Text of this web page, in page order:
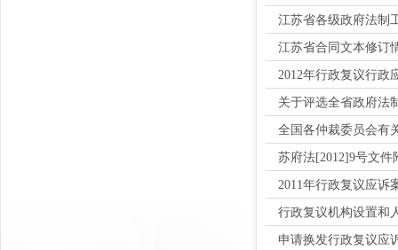
江苏省各级政府法制
江苏省合同文本修订
2012年行政复议行政
关于评选全省政府法
全国各仲裁委员会有
苏府法[2012]9号文件
2011年行政复议应诉
行政复议机构设置和
申请换发行政复议应